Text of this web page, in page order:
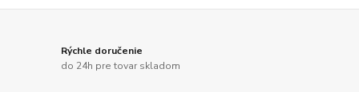
Rýchle doručenie
do 24h pre tovar skladom